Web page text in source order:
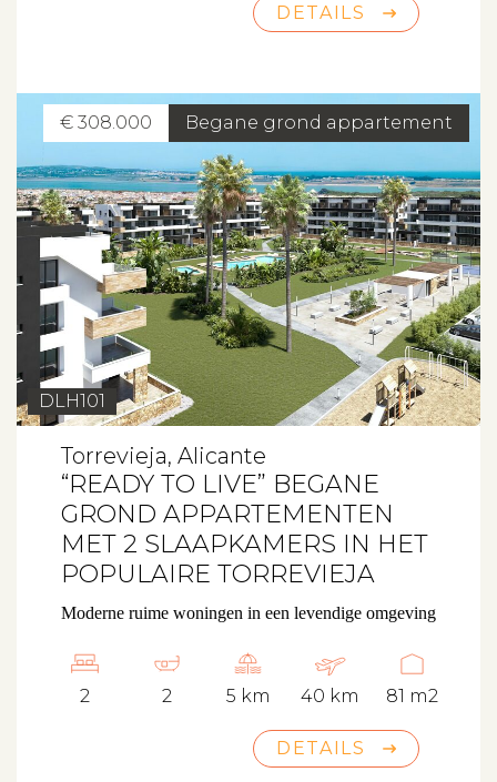
DETAILS
Begane grond appartement
€ 308.000
DLH101
Torrevieja, Alicante
“READY TO LIVE” BEGANE
GROND APPARTEMENTEN
MET 2 SLAAPKAMERS IN HET
POPULAIRE TORREVIEJA
Moderne ruime woningen in een levendige omgeving
2 2 5 km 40 km 81 m2
DETAILS